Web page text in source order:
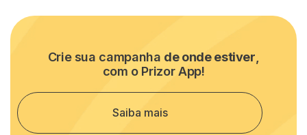
Crie sua campanha de onde estiver
com o Prizor App!
Saiba mais